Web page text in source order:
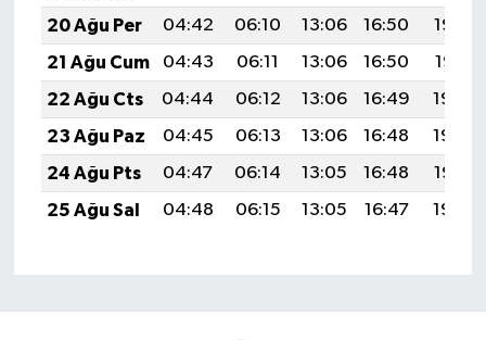
20 Ağu Per
04:42 06:10 13:06 16:50
19:52
21 Ağu Cum
04:43 06:11 13:06 16:50
19:51
22 Ağu Cts
04:44 06:12 13:06 16:49
19:50
23 Ağu Paz
04:45 06:13 13:06 16:48
19:48
24 Ağu Pts
04:47 06:14 13:05 16:48
19:47
25 Ağu Sal
04:48 06:15 13:05 16:47 19:45